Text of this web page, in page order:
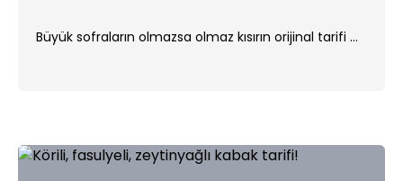
Büyük sofraların olmazsa olmaz kısırın orijinal tarifi ...